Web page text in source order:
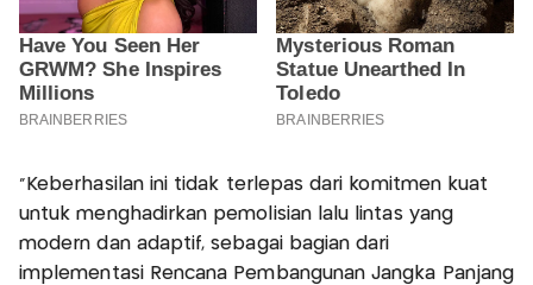
"Keberhasilan ini tidak terlepas dari komitmen kuat
untuk menghadirkan pemolisian lalu lintas yang
modern dan adaptif, sebagai bagian dari
implementasi Rencana Pembangunan Jangka Panjang